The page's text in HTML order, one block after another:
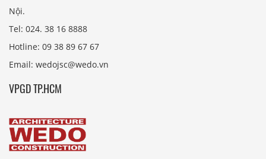
Nội.
Tel: 024. 38 16 8888
Hotline: 09 38 89 67 67
Email: wedojsc@wedo.vn
VPGD TP.HCM